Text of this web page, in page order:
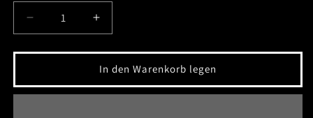
Verringere
die
Menge
2-
in-
Erhöhe
die
Menge
für
2-
in-
In den Warenkorb legen